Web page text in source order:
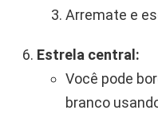
Arremate e
Estrela central:
Você pode
branco